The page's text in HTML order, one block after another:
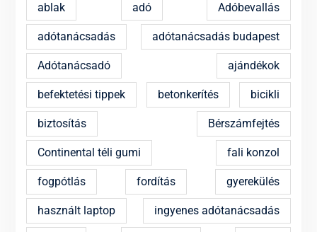
ablak adó Adóbevallás
adótanácsadás adótanácsadás budapest
Adótanácsadó ajándékok
befektetési tippek betonkerítés bicikli
biztosítás Bérszámfejtés
Continental téli gumi fali konzol
fogpótlás fordítás gyerekülés
használt laptop ingyenes adótanácsadás